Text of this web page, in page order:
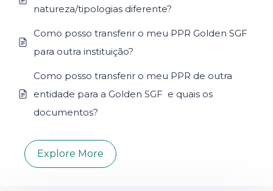
natureza/tipologias diferente?
Como posso transferir o meu PPR Golden SGF
para outra instituição?
Como posso transferir o meu PPR de outra
entidade para a Golden SGF e quais os
documentos?
Explore More